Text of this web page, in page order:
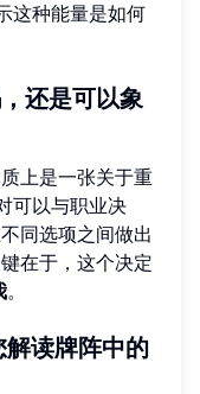
这种能量是如何
还是可以象
上是一张关于重
可以与职业决
同选项之间做出
在于，这个决定
。
读牌阵中的